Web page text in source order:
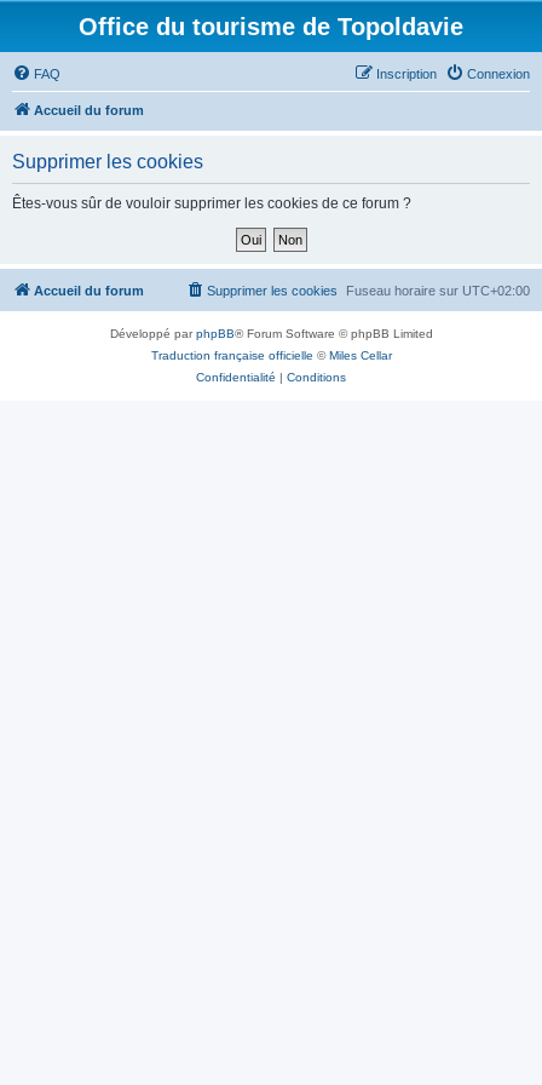
Office du tourisme de Topoldavie
FAQ Connexion
Inscription
Accueil du forum
Supprimer les cookies
Êtes-vous sûr de vouloir supprimer les cookies de ce forum ?
Accueil du forum Fuseau horaire sur UTC+02:00
Supprimer les cookies
Développé parphpBB® Forum Software © phpBB Limited
Traduction française officielle ©Miles Cellar
Confidentialité | Conditions